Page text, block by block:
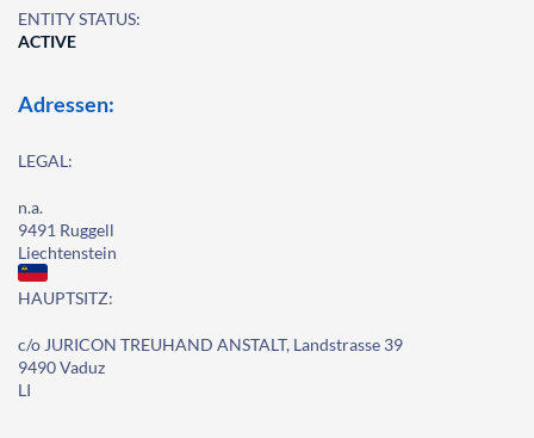
ENTITY STATUS:
ACTIVE
Adressen:
LEGAL:
n.a.
9491 Ruggell
Liechtenstein
HAUPTSITZ:
c/o JURICON TREUHAND ANSTALT, Landstrasse 39
9490 Vaduz
LI